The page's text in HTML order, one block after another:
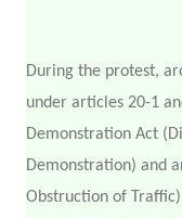
During the protest,
under articles 20-1
Demonstration Act
Demonstration) and
Obstruction of